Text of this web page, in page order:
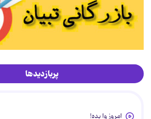
پربازدیدها
امروز وا بده!